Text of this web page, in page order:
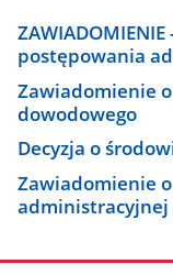
ZAWIADOMIENIE
postępowania
Zawiadomienie
dowodowego
Decyzja o
Zawiadomienie
administracyjnej